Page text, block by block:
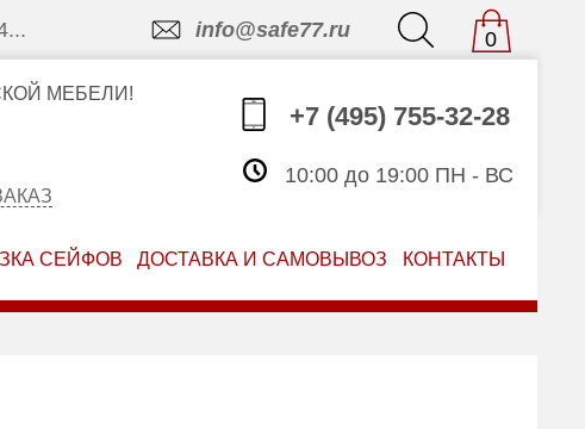
info@safe77.ru 0
МЕБЕЛИ!
+7 (495) 755-32-28
10:00 до 19:00 ПН - ВС
СЕЙФОВ ДОСТАВКА И САМОВЫВОЗ КОНТАКТЫ